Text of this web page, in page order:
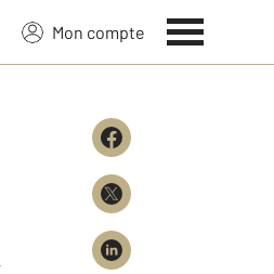
Mon compte